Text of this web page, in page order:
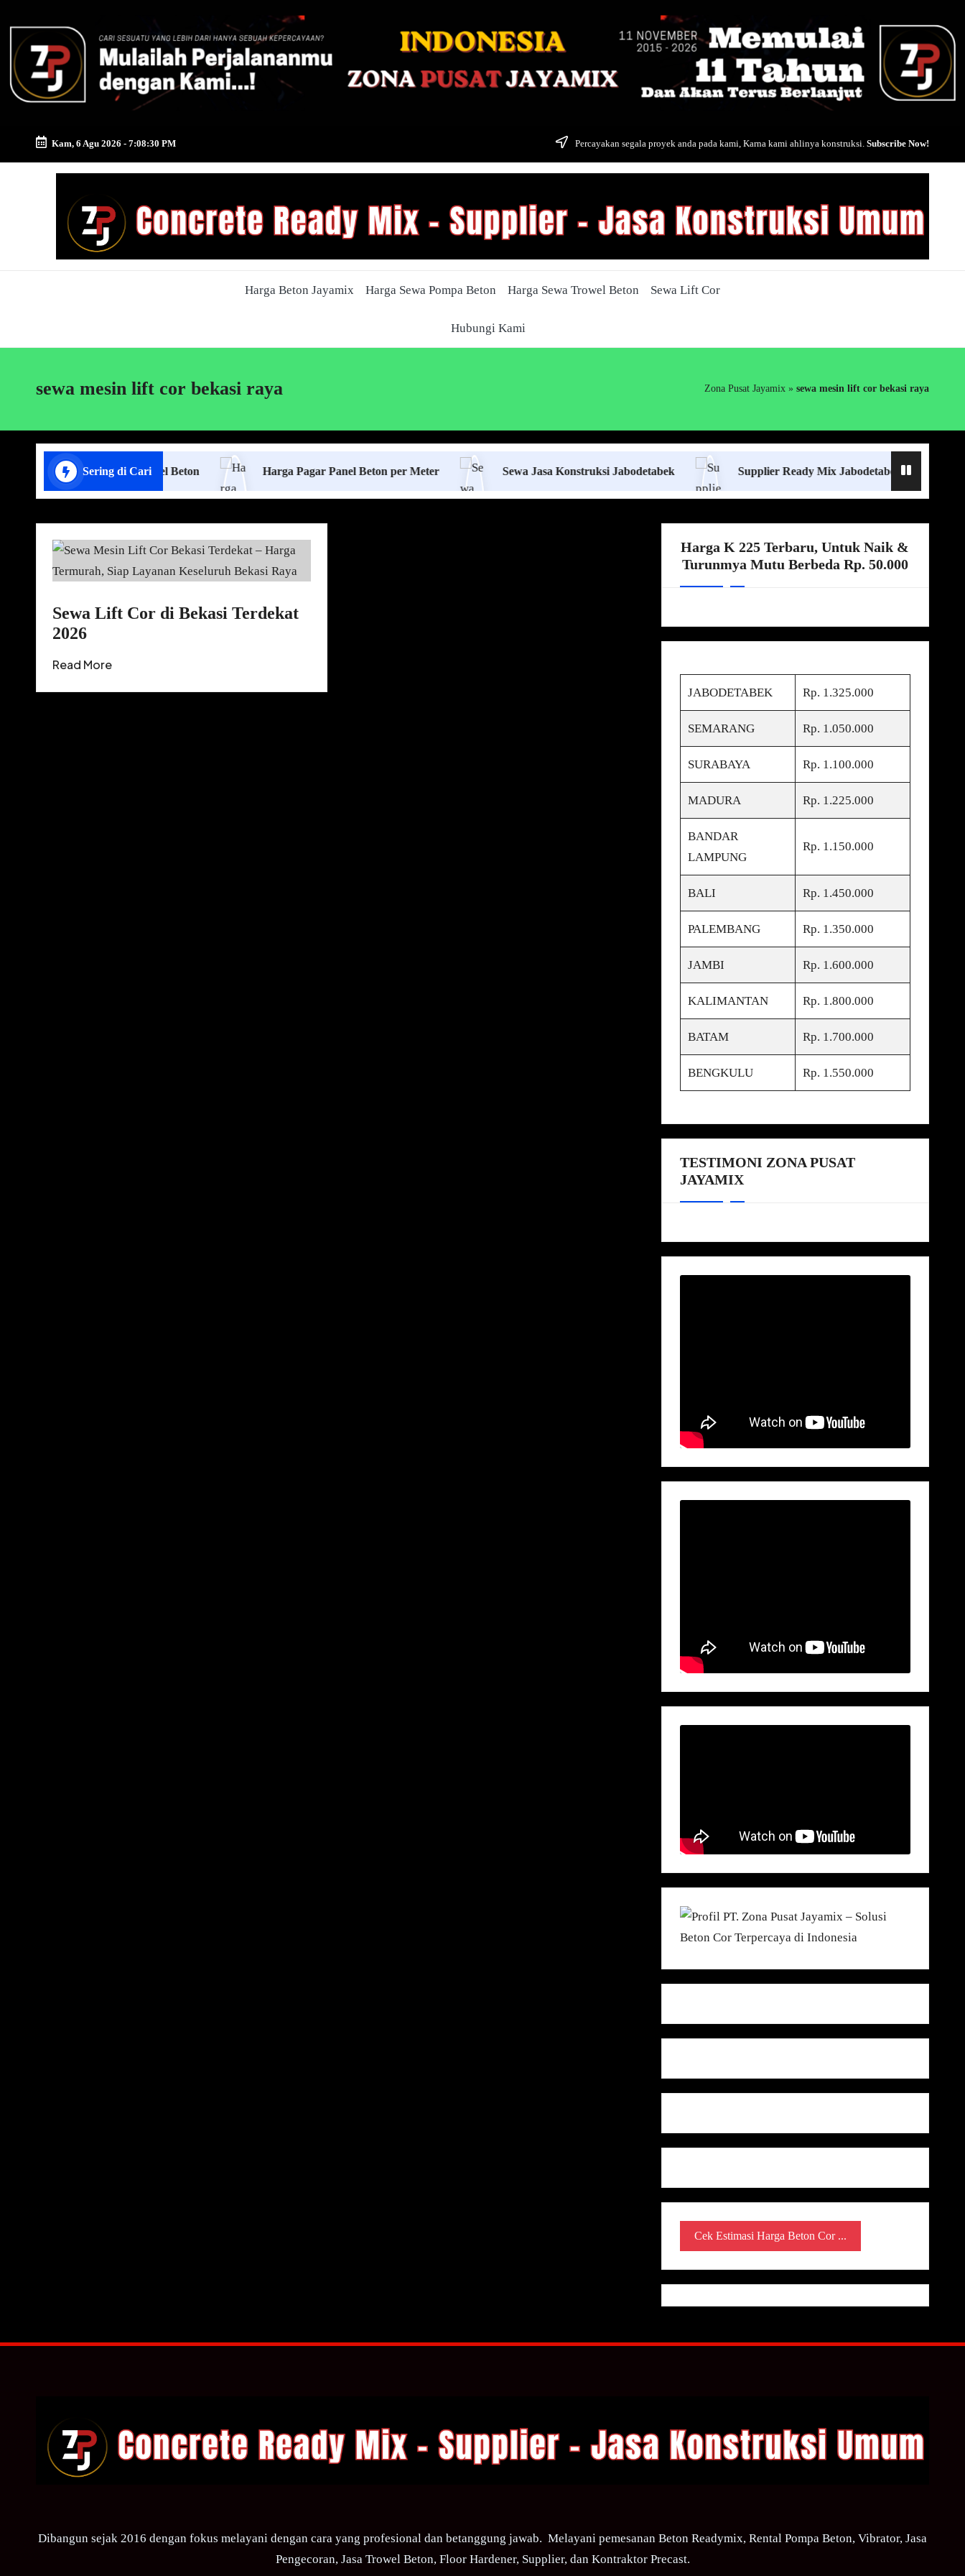
content
Kam, 6 Agu 2026 - 7:08:31 PM Percayakan segala proyek anda pada kami, Karna kami ahlinya konstruksi. Subscribe Now!
Harga Beton Jayamix Harga Sewa Pompa Beton Harga Sewa Trowel Beton Sewa Lift Cor
Hubungi Kami
sewa mesin lift cor bekasi raya Zona Pusat Jayamix » sewa mesin lift cor bekasi raya
Sering di Cari
Pasang Pagar Panel Beton Harga Pagar Panel Beton per Meter Sewa Jasa Konstruksi Jabodetabek Supplier Ready Mix Jabodetabek
Sewa Lift Cor di Bekasi Terdekat
2026
Read More
Harga K 225 Terbaru, Untuk Naik &
Turunmya Mutu Berbeda Rp. 50.000
JABODETABEK Rp. 1.325.000
SEMARANG Rp. 1.050.000
SURABAYA Rp. 1.100.000
MADURA Rp. 1.225.000
BANDAR
LAMPUNG
Rp. 1.150.000
BALI Rp. 1.450.000
PALEMBANG Rp. 1.350.000
JAMBI Rp. 1.600.000
KALIMANTAN Rp. 1.800.000
BATAM Rp. 1.700.000
BENGKULU Rp. 1.550.000
TESTIMONI ZONA PUSAT
JAYAMIX
Cek Estimasi Harga Beton Cor ...
Dibangun sejak 2016 dengan fokus melayani dengan cara yang profesional dan betanggung jawab. Melayani pemesanan Beton Readymix, Rental Pompa Beton, Vibrator, Jasa
Pengecoran, Jasa Trowel Beton, Floor Hardener, Supplier, dan Kontraktor Precast.